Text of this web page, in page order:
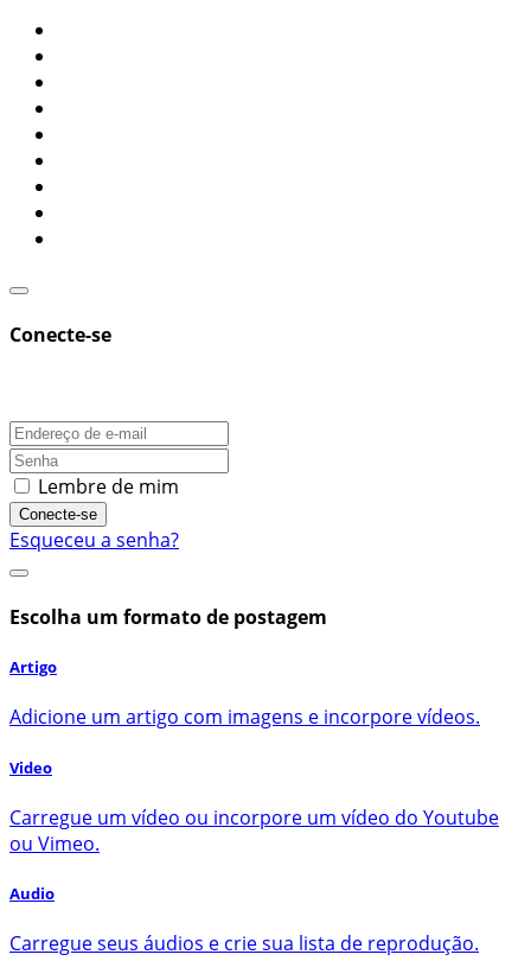
Conecte-se
Lembre de mim
Conecte-se
Esqueceu a senha?
Escolha um formato de postagem
Artigo
Adicione um artigo com imagens e incorpore vídeos.
Video
Carregue um vídeo ou incorpore um vídeo do Youtube
ou Vimeo.
Audio
Carregue seus áudios e crie sua lista de reprodução.